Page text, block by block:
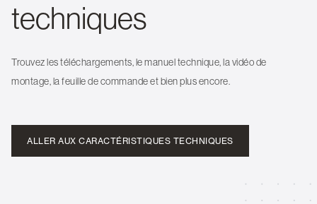
techniques
Trouvez les téléchargements, le manuel technique, la vidéo de
montage, la feuille de commande et bien plus encore.
ALLER AUX CARACTÉRISTIQUES TECHNIQUES